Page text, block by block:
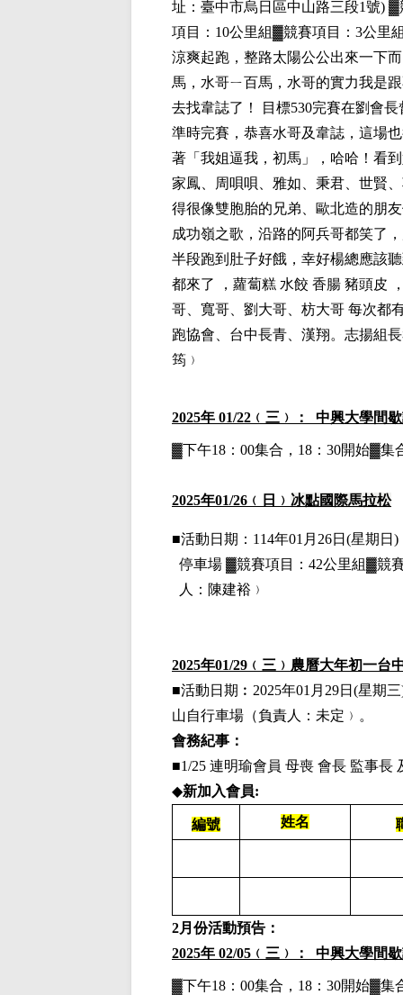
址：臺中市烏日區中山路三段1號) ▓
項目：10公里組▓競賽項目：3公里
涼爽起跑，整路太陽公公出來一下
馬，水哥ㄧ百馬，水哥的實力我是
去找韋誌了！ 目標530完賽在劉會
準時完賽，恭喜水哥及韋誌，這場
著「我姐逼我，初馬」，哈哈！看
家鳳、周唄唄、雅如、秉君、世賢
得很像雙胞胎的兄弟、歐北造的朋
成功嶺之歌，沿路的阿兵哥都笑了
半段跑到肚子好餓，幸好楊總應該
都來了 ，蘿蔔糕 水餃 香腸 豬頭皮
哥、寬哥、劉大哥、枋大哥 每次都
跑協會、台中長青、漢翔。志揚組
筠﹚
2025年 01/22﹙三﹚： 中興大學間
▓下午18：00集合，18：30開始▓
2025年01/26 ﹙日﹚ 冰點國際馬拉松
■活動日期：114年01月26日(星期日
停車場 ▓競賽項目：42公里組▓競
人：陳建裕﹚
2025年01/29﹙三﹚農曆大年初一台
■活動日期︰ 2025年01月29日(星期
山自行車場 （負責人：未定﹚。
會務紀事：
■1/25 連明瑜會員 母喪 會長 監事長
◆新加入會員:
編號 姓名
2月份活動預告：
2025年 02/05﹙三﹚： 中興大學間
▓下午18：00集合，18：30開始▓